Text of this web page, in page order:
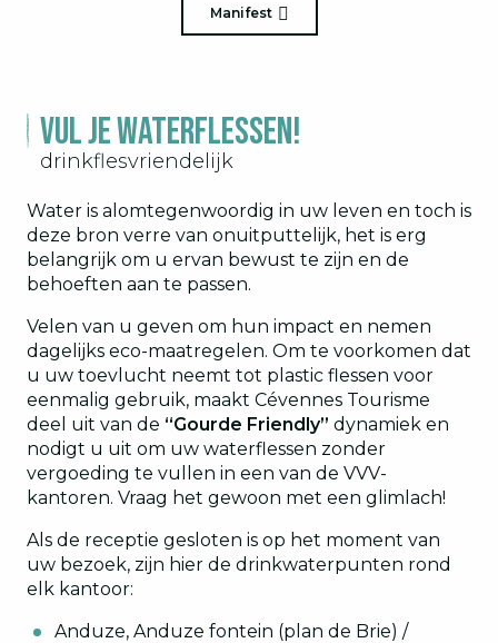
Manifest
Vul je waterflessen!
drinkflesvriendelijk
Water is alomtegenwoordig in uw leven en toch is
deze bron verre van onuitputtelijk, het is erg
belangrijk om u ervan bewust te zijn en de
behoeften aan te passen.
Velen van u geven om hun impact en nemen
dagelijks eco-maatregelen. Om te voorkomen dat
u uw toevlucht neemt tot plastic flessen voor
eenmalig gebruik, maakt Cévennes Tourisme
deel uit van de “Gourde Friendly” dynamiek en
nodigt u uit om uw waterflessen zonder
vergoeding te vullen in een van de VVV-
kantoren. Vraag het gewoon met een glimlach!
Als de receptie gesloten is op het moment van
uw bezoek, zijn hier de drinkwaterpunten rond
elk kantoor:
Anduze, Anduze fontein (plan de Brie) /